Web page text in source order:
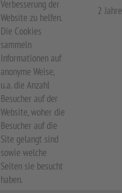
Verbesserung der
Website zu helfen.
Die Cookies
sammeln
Informationen auf
anonyme Weise,
u.a. die Anzahl
Besucher auf der
Website, woher die
Besucher auf die
Site gelangt sind
sowie welche
Seiten sie besucht
haben.
2 Jahre